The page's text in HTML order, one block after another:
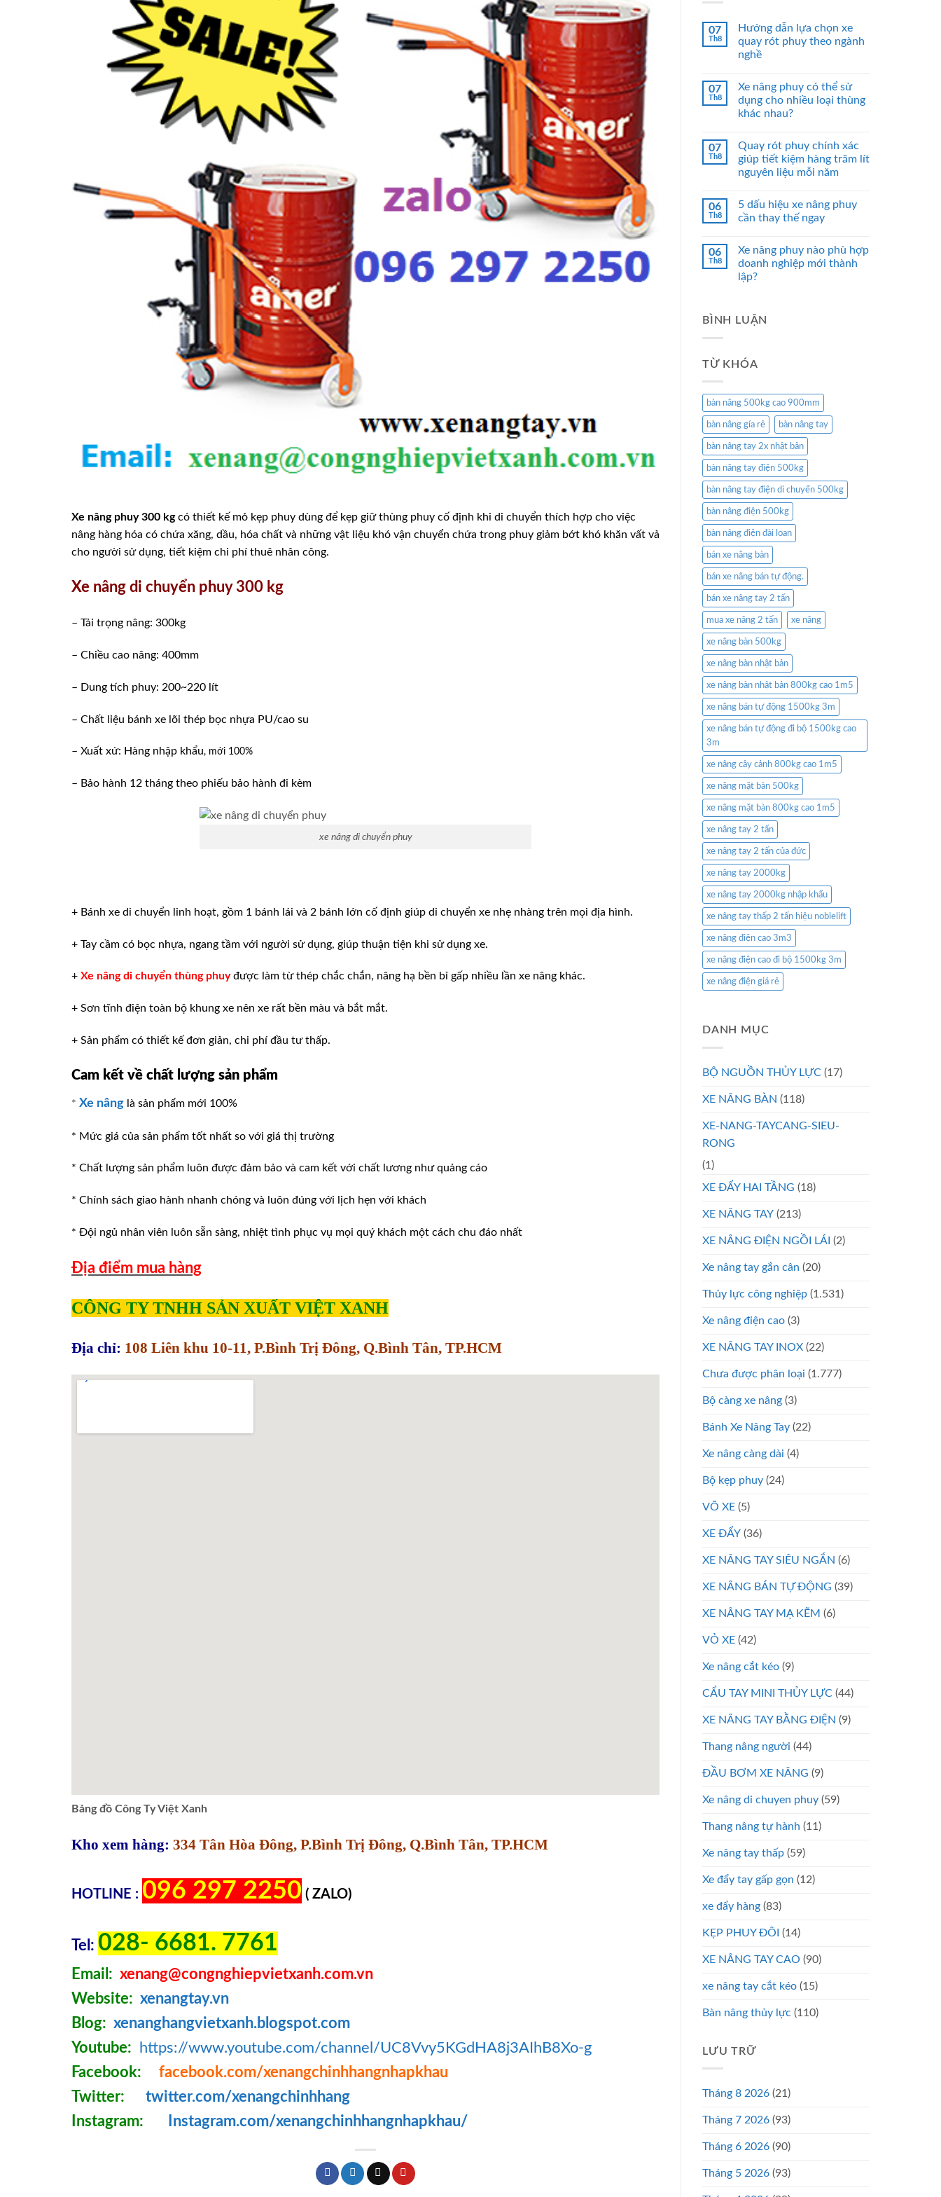
Xe nâng phuy 300 kgcó thiết kế mỏ kẹp phuy dùng để kẹp giữ thùng phuy cố định khi di chuyển thích hợp cho việc
nâng hàng hóa có chứa xăng, dầu, hóa chất và những vật liệu khó vận chuyển chứa trong phuy giảm bớt khó khăn vất vả
cho người sử dụng, tiết kiệm chi phí thuê nhân công.
Xe nâng di chuyển phuy 300 kg
– Tải trọng nâng: 300kg
– Chiều cao nâng: 400mm
– Dung tích phuy: 200~220 lít
– Chất liệu bánh xe lõi thép bọc nhựa PU/cao su
– Xuất xứ: Hàng nhập khẩu, mới 100%
– Bảo hành 12 tháng theo phiếu bảo hành đi kèm
xe nâng di chuyển phuy
+ Bánh xe di chuyển linh hoạt, gồm 1 bánh lái và 2 bánh lớn cố định giúp di chuyển xe nhẹ nhàng trên mọi địa hình.
+ Tay cầm có bọc nhựa, ngang tầm với người sử dụng, giúp thuận tiện khi sử dụng xe.
+ Xe nâng di chuyển thùng phuyđược làm từ thép chắc chắn, nâng hạ bền bỉ gấp nhiều lần xe nâng khác.
+ Sơn tĩnh điện toàn bộ khung xe nên xe rất bền màu và bắt mắt.
+ Sản phẩm có thiết kế đơn giản, chi phí đầu tư thấp.
Cam kết về chất lượng sản phẩm
* Xe nâng là sản phẩm mới 100%
* Mức giá của sản phẩm tốt nhất so với giá thị trường
* Chất lượng sản phẩm luôn được đảm bảo và cam kết với chất lương như quảng cáo
* Chính sách giao hành nhanh chóng và luôn đúng với lịch hẹn với khách
* Đội ngủ nhân viên luôn sẵn sàng, nhiệt tình phục vụ mọi quý khách một cách chu đáo nhất
Địa điểm mua hàng
CÔNG TY TNHH SẢN XUẤT VIỆT XANH
Địa chỉ: 108 Liên khu 10-11, P.Bình Trị Đông, Q.Bình Tân, TP.HCM
Bảng đồ Công Ty Việt Xanh
Kho xem hàng: 334 Tân Hòa Đông, P.Bình Trị Đông, Q.Bình Tân, TP.HCM
HOTLINE : 096 297 2250 ( ZALO)
Tel: 028- 6681. 7761
Email: xenang@congnghiepvietxanh.com.vn
Website: xenangtay.vn
Blog: xenanghangvietxanh.blogspot.com
Youtube:
https://www.youtube.com/channel/UC8Vvy5KGdHA8j3AIhB8Xo-g
Facebook:
facebook.com/xenangchinhhangnhapkhau
Twitter:
twitter.com/xenangchinhhang
Instagram:
Instagram.com/xenangchinhhangnhapkhau/
07
Th8
Hướng dẫn lựa chọn xe
quay rót phuy theo ngành
nghề
07
Th8
Xe nâng phuy có thể sử
dụng cho nhiều loại thùng
khác nhau?
07
Th8
Quay rót phuy chính xác
giúp tiết kiệm hàng trăm lít
nguyên liệu mỗi năm
06
Th8
5 dấu hiệu xe nâng phuy
cần thay thế ngay
06
Th8
Xe nâng phuy nào phù hợp
doanh nghiệp mới thành
lập?
BÌNH LUẬN
TỪ KHÓA
bàn nâng 500kg cao 900mm
bàn nâng gía rẻ bàn nâng tay
bàn nâng tay 2x nhật bản
bàn nâng tay điện 500kg
bàn nâng tay điện di chuyển 500kg
bàn nâng điện 500kg
bàn nâng điện đài loan
bán xe nâng bàn
bán xe nâng bán tự động.
bán xe nâng tay 2 tấn
mua xe nâng 2 tấn xe nâng
xe nâng bàn 500kg
xe nâng bàn nhật bản
xe nâng bàn nhật bản 800kg cao 1m5
xe nâng bán tự động 1500kg 3m
xe nâng bán tự động đi bộ 1500kg cao
3m
xe nâng cây cảnh 800kg cao 1m5
xe nâng mặt bàn 500kg
xe nâng mặt bàn 800kg cao 1m5
xe nâng tay 2 tấn
xe nâng tay 2 tấn của đức
xe nâng tay 2000kg
xe nâng tay 2000kg nhập khẩu
xe nâng tay thấp 2 tấn hiệu noblelift
xe nâng điện cao 3m3
xe nâng điện cao đi bộ 1500kg 3m
xe nâng điện giá rẻ
DANH MỤC
BỘ NGUỒN THỦY LỰC (17)
XE NÂNG BÀN (118)
XE-NANG-TAYCANG-SIEU-
RONG
(1)
XE ĐẨY HAI TẦNG (18)
XE NÂNG TAY (213)
XE NÂNG ĐIỆN NGỒI LÁI (2)
Xe nâng tay gắn cân (20)
Thủy lực công nghiệp (1.531)
Xe nâng điện cao (3)
XE NÂNG TAY INOX (22)
Chưa được phân loại (1.777)
Bộ càng xe nâng (3)
Bánh Xe Nâng Tay (22)
Xe nâng càng dài (4)
Bộ kẹp phuy (24)
VÕ XE (5)
XE ĐẨY (36)
XE NÂNG TAY SIÊU NGẮN (6)
XE NÂNG BÁN TỰ ĐỘNG (39)
XE NÂNG TAY MẠ KẼM (6)
VỎ XE (42)
Xe nâng cắt kéo (9)
CẨU TAY MINI THỦY LỰC (44)
XE NÂNG TAY BẰNG ĐIỆN (9)
Thang nâng người (44)
ĐẦU BƠM XE NÂNG (9)
Xe nâng di chuyen phuy (59)
Thang nâng tự hành (11)
Xe nâng tay thấp (59)
Xe đẩy tay gấp gọn (12)
xe đẩy hàng (83)
KẸP PHUY ĐÔI (14)
XE NÂNG TAY CAO (90)
xe nâng tay cắt kéo (15)
Bàn nâng thủy lực (110)
LƯU TRỮ
Tháng 8 2026 (21)
Tháng 7 2026 (93)
Tháng 6 2026 (90)
Tháng 5 2026 (93)